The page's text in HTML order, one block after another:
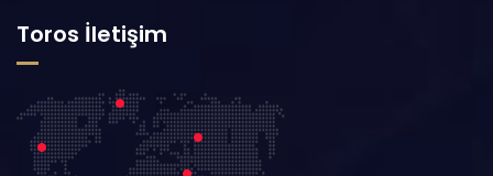
Toros İletişim